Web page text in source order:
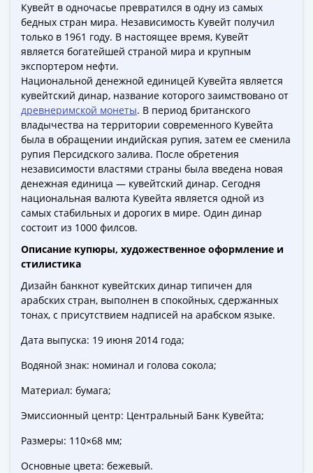
золотые
Города
трудовой
доблести
Освобожденные
Города-
столицы
Европы
Наборы
коллекции
Монеты
СССР
РСФСР
РСФСР
СССР
(1921-
1958)
ГКЧП
1991)
Кувейт в одночасье превратился в одну из самых
бедных стран мира. Независимость Кувейт получил
только в 1961 году. В настоящее время, Кувейт
является богатейшей страной мира и крупным
экспортером нефти.
Национальной денежной единицей Кувейта является
кувейтский динар, название которого заимствовано от
древнеримской монеты. В период британского
владычества на территории современного Кувейта
была в обращении индийская рупия, затем ее сменила
рупия Персидского залива. После обретения
независимости властями страны была введена новая
денежная единица — кувейтский динар. Сегодня
национальная валюта Кувейта является одной из
самых стабильных и дорогих в мире. Один динар
состоит из 1000 филсов.
Описание купюры, художественное оформление и
стилистика
Дизайн банкнот кувейтских динар типичен для
арабских стран, выполнен в спокойных, сдержанных
тонах, с присутствием надписей на арабском языке.
Дата выпуска: 19 июня 2014 года;
Водяной знак: номинал и голова сокола;
Материал: бумага;
Эмиссионный центр: Центральный Банк Кувейта;
Размеры: 110×68 мм;
Основные цвета: бежевый.